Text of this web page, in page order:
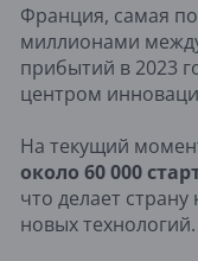
Франция, самая
миллионами
прибытий в 2023
центром
На текущий
около 60 000
что делает
новых технологий.